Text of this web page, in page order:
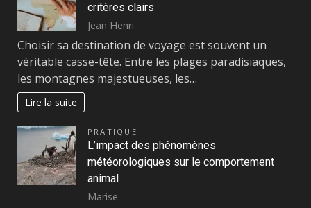
critères clairs
Jean Henri
Choisir sa destination de voyage est souvent un
véritable casse-tête. Entre les plages paradisiaques,
les montagnes majestueuses, les…
Lire la suite
PRATIQUE
L’impact des phénomènes
météorologiques sur le comportement
animal
Marise